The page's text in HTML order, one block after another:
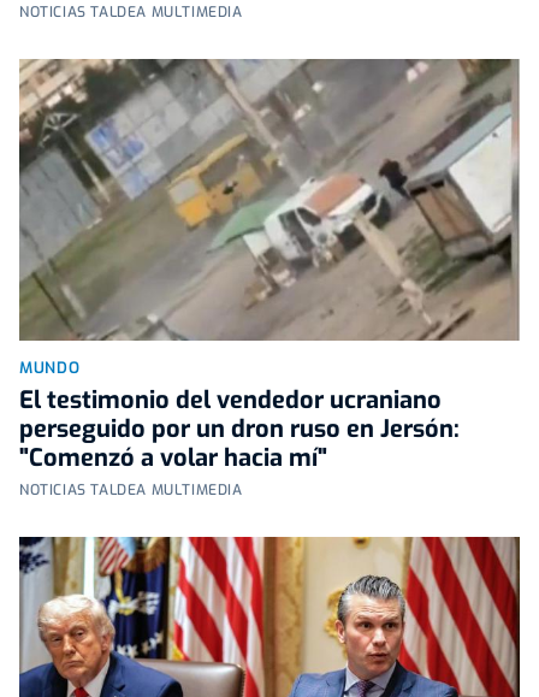
NOTICIAS TALDEA MULTIMEDIA
MUNDO
El testimonio del vendedor ucraniano
perseguido por un dron ruso en Jersón:
"Comenzó a volar hacia mí"
NOTICIAS TALDEA MULTIMEDIA